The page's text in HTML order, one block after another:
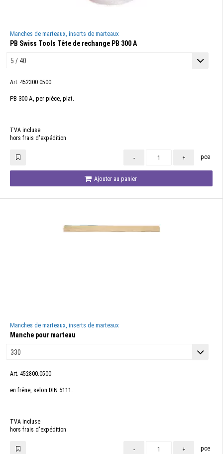
Manches de marteaux, inserts de marteaux
PB Swiss Tools Tête de rechange PB 300 A
Art. 452300.0500
PB 300 A, per pièce, plat.
TVA incluse
hors frais d'expédition
- + pce
Ajouter au panier
Manches de marteaux, inserts de marteaux
Manche pour marteau
Art. 452800.0500
en frêne, selon DIN 5111.
TVA incluse
hors frais d'expédition
- + pce